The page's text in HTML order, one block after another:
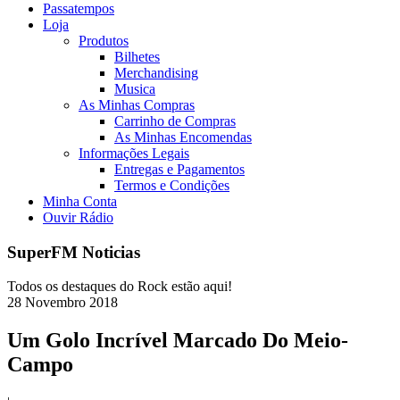
Passatempos
Loja
Produtos
Bilhetes
Merchandising
Musica
As Minhas Compras
Carrinho de Compras
As Minhas Encomendas
Informações Legais
Entregas e Pagamentos
Termos e Condições
Minha Conta
Ouvir Rádio
SuperFM Noticias
Todos os destaques do Rock estão aqui!
28 Novembro 2018
Um Golo Incrível Marcado Do Meio-
Campo